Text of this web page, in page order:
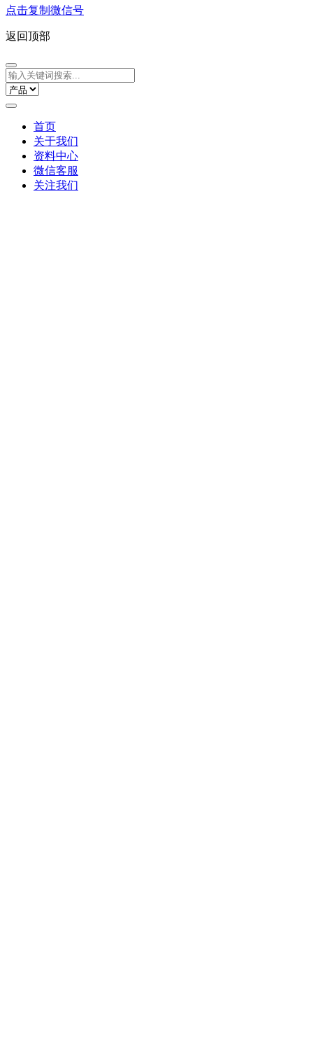
点击复制微信号
返回顶部
首页
关于我们
资料中心
微信客服
关注我们